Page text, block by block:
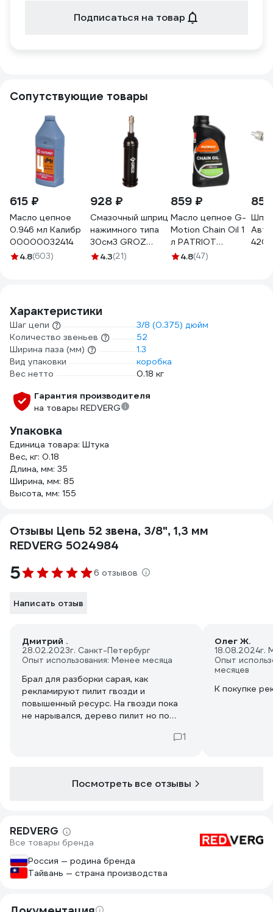
Подписаться на товар
Сопутствующие товары
615 ₽
Масло цепное
0.946 мл Калибр
00000032414
4.8(603)
928 ₽
Смазочный шприц
нажимного типа
30см3 GROZ
GR43100 - G6P
4.3(21)
859 ₽
Масло цепное G-
Motion Chain Oil 1
л PATRIOT
850030700
4.8(47)
Характеристики
Шаг цепи
3/8 (0.375) дюйм
Количество звеньев
52
Ширина паза (мм)
1.3
Вид упаковки
коробка
Вес нетто
0.18 кг
Гарантия производителя
на товары REDVERG
Упаковка
Единица товара: Штука
Вес, кг: 0.18
Длина, мм: 35
Ширина, мм: 85
Высота, мм: 155
Отзывы Цепь 52 звена, 3/8", 1,3 мм
REDVERG 5024984
5 6 отзывов
Написать отзыв
Дмитрий .
28.02.2023г. Санкт-Петербург
Опыт использования: Менее месяца
Брал для разборки сарая, как
рекламируют пилит гвозди и
повышенный ресурс. На гвозди пока
не нарывался, дерево пилит но по
1
Олег Ж.
18.08.2024г.
Опыт
месяцев
К покупке
Посмотреть все отзывы
REDVERG
Все товары бренда
Россия — родина бренда
Тайвань — страна производства